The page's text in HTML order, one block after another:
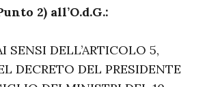
2) all’O.d.G.:
SENSI DELL’ARTICOLO 5,
DECRETO DEL PRESIDENTE